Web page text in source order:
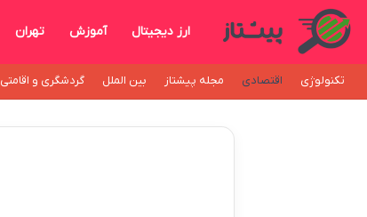
ارز دیجیتال آموزش تهران
تکنولوژی اقتصادی مجله پیشتاز بین الملل گردشگری و اقامتی